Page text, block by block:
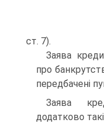
ст. 7).
Заява
про
передбачені
Заява
додатково